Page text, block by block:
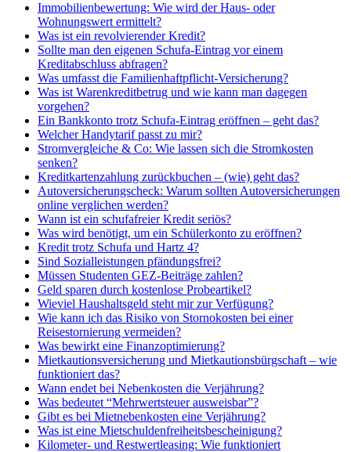
Immobilienbewertung: Wie wird der Haus- oder
Wohnungswert ermittelt?
Was ist ein revolvierender Kredit?
Sollte man den eigenen Schufa-Eintrag vor einem
Kreditabschluss abfragen?
Was umfasst die Familienhaftpflicht-Versicherung?
Was ist Warenkreditbetrug und wie kann man dagegen
vorgehen?
Ein Bankkonto trotz Schufa-Eintrag eröffnen – geht das?
Welcher Handytarif passt zu mir?
Stromvergleiche & Co: Wie lassen sich die Stromkosten
senken?
Kreditkartenzahlung zurückbuchen – (wie) geht das?
Autoversicherungscheck: Warum sollten Autoversicherungen
online verglichen werden?
Wann ist ein schufafreier Kredit seriös?
Was wird benötigt, um ein Schülerkonto zu eröffnen?
Kredit trotz Schufa und Hartz 4?
Sind Sozialleistungen pfändungsfrei?
Müssen Studenten GEZ-Beiträge zahlen?
Geld sparen durch kostenlose Probeartikel?
Wieviel Haushaltsgeld steht mir zur Verfügung?
Wie kann ich das Risiko von Stornokosten bei einer
Reisestornierung vermeiden?
Was bewirkt eine Finanzoptimierung?
Mietkautionsversicherung und Mietkautionsbürgschaft – wie
funktioniert das?
Wann endet bei Nebenkosten die Verjährung?
Was bedeutet “Mehrwertsteuer ausweisbar”?
Gibt es bei Mietnebenkosten eine Verjährung?
Was ist eine Mietschuldenfreiheitsbescheinigung?
Kilometer- und Restwertleasing: Wie funktioniert